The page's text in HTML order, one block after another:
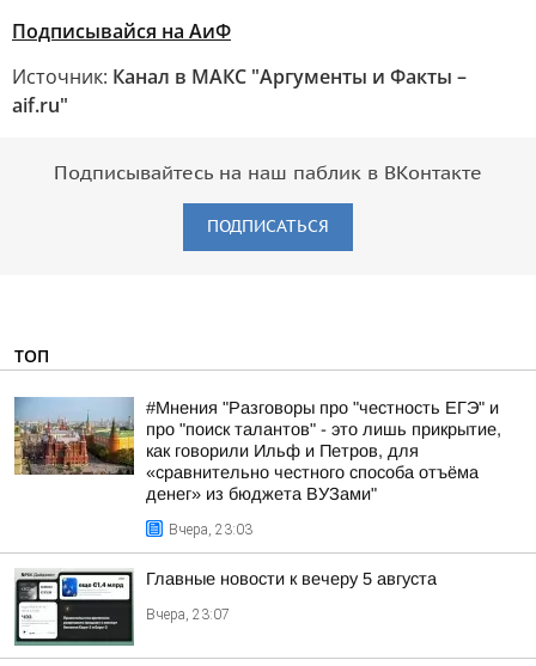
Подписывайся на АиФ
Источник: Канал в МАКС "Аргументы и Факты –
aif.ru"
Подписывайтесь на наш паблик в ВКонтакте
ПОДПИСАТЬСЯ
ТОП
#Мнения "Разговоры про "честность ЕГЭ" и
про "поиск талантов" - это лишь прикрытие,
как говорили Ильф и Петров, для
«сравнительно честного способа отъёма
денег» из бюджета ВУЗами"
Вчера, 23:03
Главные новости к вечеру 5 августа
Вчера, 23:07